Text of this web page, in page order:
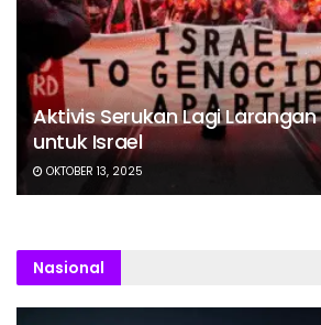
Aktivis Serukan Lagi
untuk Israel
OKTOBER 13, 2025
Nasional